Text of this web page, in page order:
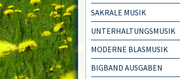
SAKRALE MUSIK
UNTERHALTUNGSMUSIK
MODERNE BLASMUSIK
BIGBAND AUSGABEN